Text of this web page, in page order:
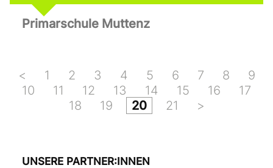
Primarschule Muttenz
< 1 2 3 4 5 6 7 8
9
10
11 12 13 14 15 16
17
18
19 20 21 >
UNSERE PARTNER:INNEN